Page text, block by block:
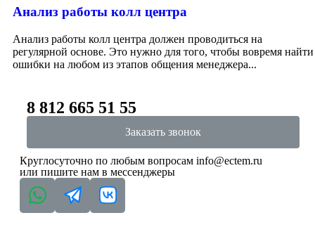
Анализ работы колл центра
Анализ работы колл центра должен проводиться на
регулярной основе. Это нужно для того, чтобы вовремя найти
ошибки на любом из этапов общения менеджера...
8 812 665 51 55
Заказать звонок
Круглосуточно по любым вопросам info@ectem.ru
или пишите нам в мессенджеры